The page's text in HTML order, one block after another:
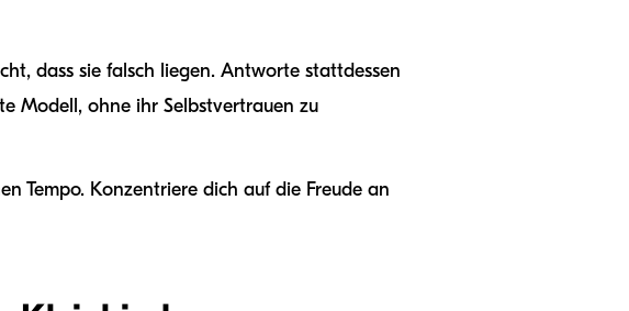
dass sie falsch liegen. Antworte stattdessen
Modell, ohne ihr Selbstvertrauen zu
Tempo. Konzentriere dich auf die Freude an